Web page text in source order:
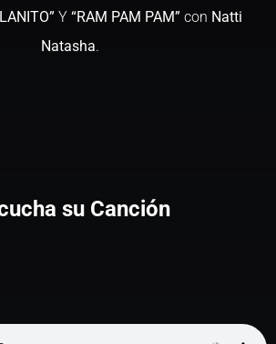
Y “RAM PAM PAM” con Natti
Natasha.
su Canción